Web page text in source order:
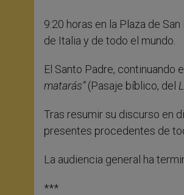
9:20 horas en la Plaza de
de Italia y de todo el mundo.
El Santo Padre, continuando
matarás”(Pasaje bíblico, del
Tras resumir su discurso en
presentes procedentes de
La audiencia general ha
***